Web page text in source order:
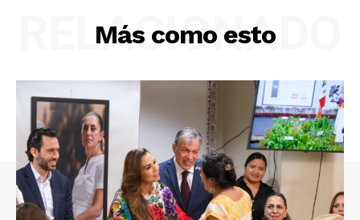
Más como esto
RELACIONADO